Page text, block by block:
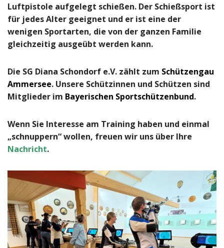
Luftpistole aufgelegt schießen. Der Schießsport ist
für jedes Alter geeignet und er ist eine der
wenigen Sportarten, die von der ganzen Familie
gleichzeitig ausgeübt werden kann.
Die SG Diana Schondorf e.V. zählt zum Schützengau
Ammersee. Unsere Schützinnen und Schützen sind
Mitglieder im Bayerischen Sportschützenbund.
Wenn Sie Interesse am Training haben und einmal
„schnuppern“ wollen, freuen wir uns über Ihre
Nachricht.